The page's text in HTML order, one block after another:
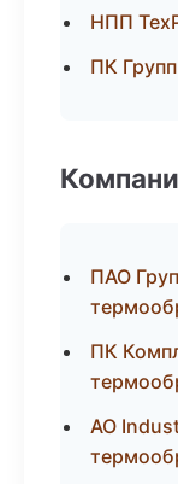
НПП
ПК
ПАО
ПК
АО